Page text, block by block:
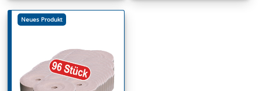
Neues Produkt